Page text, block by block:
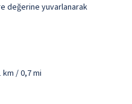
değerine yuvarlanarak
km / 0,7 mi